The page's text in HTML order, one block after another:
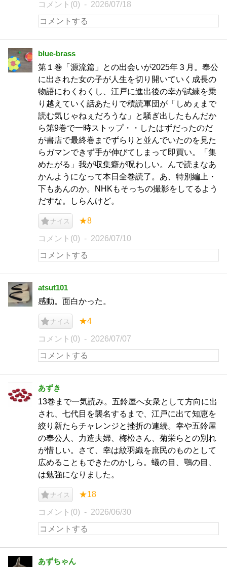
コメント(0) 2026/07/18
blue-brass
第１巻「源流篇」との出会いが2025年３月。奉公
に出された女の子が人生を切り開いていく成長の
物語にわくわくし、江戸に進出後の幸が試練を乗
り越えていく話あたりで積読軍団が「しめぇまで
読む気じゃねぇだろうな」と騒ぎ出したもんだか
ら第9巻で一時ストップ・・したはずだったのだ
が書店で最終巻までずらりと並んでいたのを見た
らガマンできず手が伸びてしまって即買い。「集
めたがる」我が収集癖が呪わしい。んで読まなあ
かんようになって本日全巻読了。あ、特別編上・
下もあんのか。NHKもそっちの撮影をしてるよう
だすな。しらんけど。
ナイス ★8
コメント(0) 2026/07/10
atsut101
感動。面白かった。
ナイス ★4
コメント(0) 2026/07/07
あずき
13巻まで一気読み。五鈴屋へ女衆として方向に出
され、七代目を襲名するまで、江戸に出て知恵を
絞り新たらチャレンジと挫折の連続。幸や五鈴屋
の奉公人、力造夫婦、梅松さん、菊栄らとの別れ
が惜しい。さて、幸は紋羽織を庶民のものとして
広めることもできたのかしら。蟻の目、鶚の目、
は勉強になりました。
ナイス ★18
コメント(0) 2026/06/30
あずちゃん